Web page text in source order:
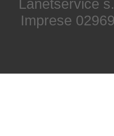
Lanetservice
Imprese